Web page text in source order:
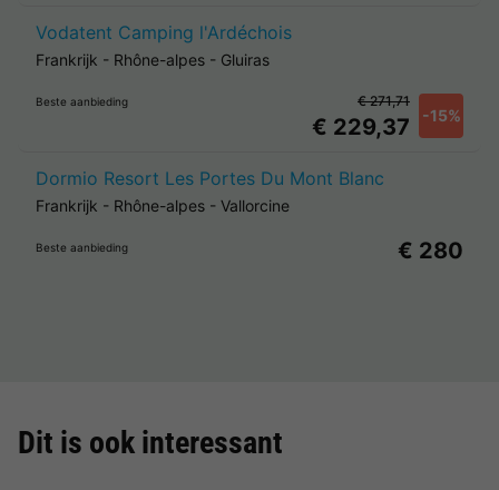
Vodatent Camping l'Ardéchois
Frankrijk - Rhône-alpes - Gluiras
Beste aanbieding
€ 229,37 -15%
€ 271,71
Dormio Resort Les Portes Du Mont Blanc
Frankrijk - Rhône-alpes - Vallorcine
Beste aanbieding € 280
Dit is ook interessant